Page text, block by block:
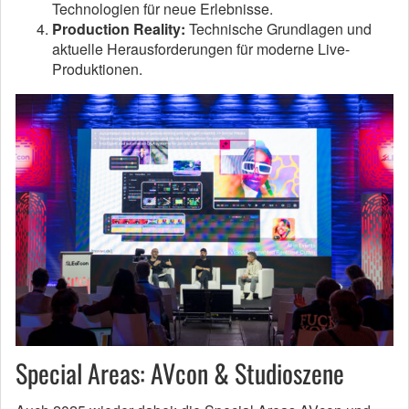
Technologien für neue Erlebnisse.
Production Reality: Technische Grundlagen und
aktuelle Herausforderungen für moderne Live-
Produktionen.
Special Areas: AVcon & Studioszene